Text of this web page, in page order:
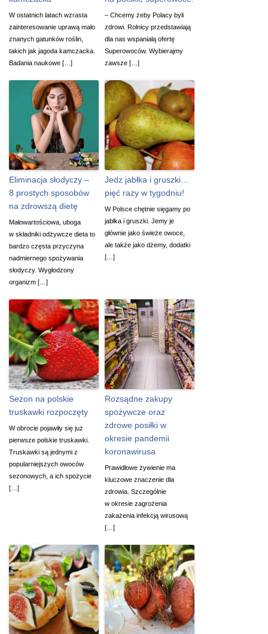
W ostatnich latach wzrasta
zainteresowanie uprawą mało
znanych gatunków roślin,
takich jak jagoda kamczacka.
Badania naukowe […]
– Chcemy żeby Polacy byli
zdrowi. Rolnicy przedstawiają
dla nas wspaniałą ofertę
Superowoców. Wybierajmy
zawsze […]
Eliminacja słodyczy –
8 prostych sposobów
na zdrowszą dietę
Małowartościowa, uboga
w składniki odżywcze dieta to
bardzo częsta przyczyna
nadmiernego spożywania
słodyczy. Wygłodzony
organizm […]
Jedz jabłka i gruszki…
pięć razy w tygodniu!
W Polsce chętnie sięgamy po
jabłka i gruszki. Jemy je
głównie jako świeże owoce,
ale także jako dżemy, dodatki
[…]
Sezon na polskie
truskawki rozpoczęty
W obrocie pojawiły się już
pierwsze polskie truskawki.
Truskawki są jednymi z
popularniejszych owoców
sezonowych, a ich spożycie
[…]
Rozsądne zakupy
spożywcze oraz
zdrowe posiłki w
okresie pandemii
koronawirusa
Prawidłowe żywienie ma
kluczowe znaczenie dla
zdrowia. Szczególnie
w okresie zagrożenia
zakażenia infekcją wirusową
[…]